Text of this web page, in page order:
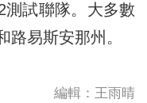
測試聯隊。大多數
路易斯安那州。
編輯：王雨晴